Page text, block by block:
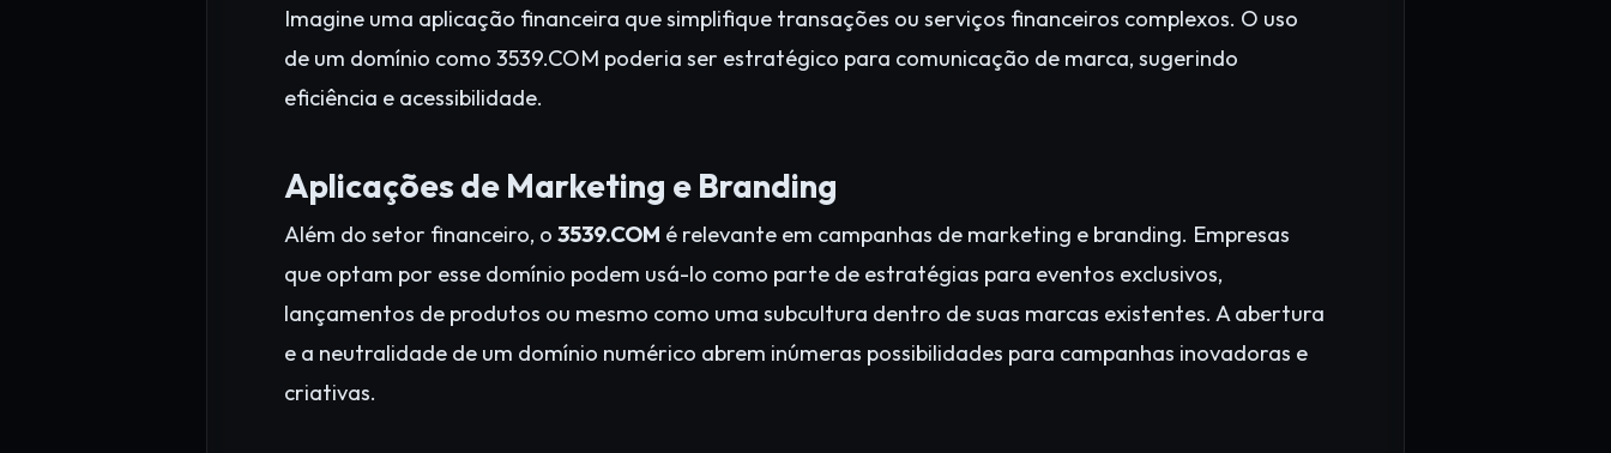
Imagine uma aplicação financeira que simplifique transações ou serviços financeiros complexos. O uso
de um domínio como 3539.COM poderia ser estratégico para comunicação de marca, sugerindo
eficiência e acessibilidade.
Aplicações de Marketing e Branding
Além do setor financeiro, o 3539.COM é relevante em campanhas de marketing e branding. Empresas
que optam por esse domínio podem usá-lo como parte de estratégias para eventos exclusivos,
lançamentos de produtos ou mesmo como uma subcultura dentro de suas marcas existentes. A abertura
e a neutralidade de um domínio numérico abrem inúmeras possibilidades para campanhas inovadoras e
criativas.